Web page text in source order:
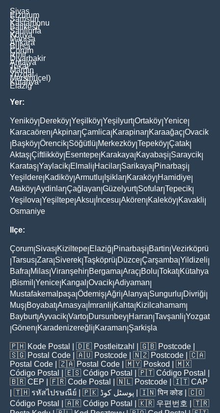
Sivas
Erzurum
Samsun
Kastamonu
Balikesir
Şanliurfa
Konya
Manisa
Ankara
Bursa
Çorum
İzmir
Diyarbakir
Antalya
Tokat
Mardin
Yozgat
Mersin(İçel)
Kütahya
Elaziğ
Yer:
Yeniköy Dereköy Yeşilköy Yeşilyurt|Ortaköy Yenice
Karacaören Akpinar Çamlica Karapinar Karaağaç Ovacik
Başköy Örencik Söğütlü Merkezköy Tepeköy Çatak
Aktaş Çiftlikköy Esentepe Karakaya Kayabaşi Saraycik
Karataş Yaylacik Elmali Hacilar Sarikaya Pinarbaşi
Yeşildere Kadiköy Armutlu Işiklar Karaköy Hamidiye
Ataköy Aydinlar Çağlayan Güzelyurt| Sofular Tepecik
Yeşilova Yeşiltepe Aksu İncesu Akören Kaleköy Kavakli
Osmaniye
Ilçe:
Çorum Sivas Kiziltepe Elaziğ Pinarbaşi Bartin Vezirköprü
Tarsus Zara Siverek Taşköprü Düzce Çarşamba Yildizeli
Bafra Milas Viranşehir Bergama Araç Bolu Tokat| Kütahya
Bismil Yenice Kangal Ovacik Adiyaman
Mustafakemalpaşa Ödemiş Ağri Alanya Sungurlu Divriği
Muş Boyabat|Amasya İmranli Kahta Kizilcahamam
Bayburt|Ayvacik Varto Dursunbey Harran Tavşanli Yozgat
Gönen Karadenizereğli Karaman Şarkişla
🇵🇭 Kode Postal | 🇩🇪 Postleitzahl | 🇬🇧 Postcode
🇸🇬 Postal Code | 🇦🇺 Postcode | 🇳🇿 Postcode | 🇨🇦
Postal Code | 🇿🇦 Postal Code | 🇲🇾 Poskod
| 🇲🇽
Código Postal
| 🇪🇸 Código Postal | 🇵🇹 Código Postal
🇧🇷 CEP | 🇫🇷 Code Postal | 🇳🇱 Postcode | 🇮🇹 CAP
| 🇹🇭 รหัสไปรษณีย์ | 🇵🇰 پوسٹل کوڈ | 🇮🇳पिन कोड | 🇨🇴
Código Postal
| 🇦🇷 Código Postal | 🇰🇷 우편번호
| 🇹🇷